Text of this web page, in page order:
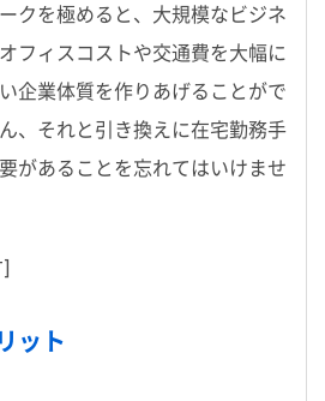
クを極めると、大規模なビジネ
フィスコストや交通費を大幅に
企業体質を作りあげることがで
、それと引き換えに在宅勤務手
があることを忘れてはいけませ
ット